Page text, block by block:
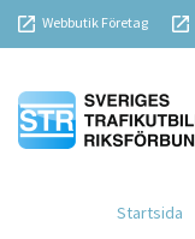
Webbutik Företag
Startsida